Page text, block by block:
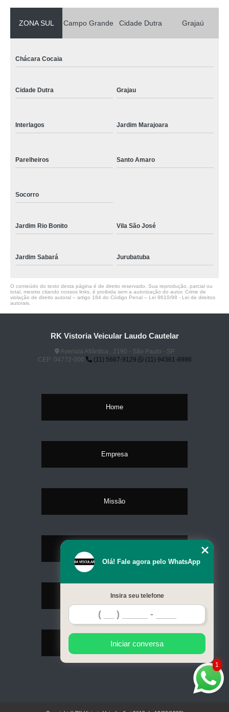
ZONA SUL Campo Grande Cidade Dutra Grajaú
Chácara Cocaia
Cidade Dutra Grajau
Interlagos Jardim Marajoara
Parelheiros Santo Amaro
Socorro
Jardim Rio Bonito Vila São José
Jardim Sabará Jurubatuba
O conteúdo do texto desta página é de direito reservado. Sua reprodução, parcial ou
total, mesmo citando nossos links, é proibida sem a autorização do autor. Crime de
violação de direito autoral – artigo 184 do Código Penal – Lei 9610/98 - Lei de direitos
autorais
RK Vistoria Veicular Laudo Cautelar
Avenida Atlântica , 2190 - São Paulo - SP
CEP: 04772-000
(11) 5667-9129 (11) 94361-8986
Home
Empresa
Missão
Contato
Mapa do site
1
Olá! Fale agora pelo WhatsApp
Insira seu telefone
Iniciar conversa